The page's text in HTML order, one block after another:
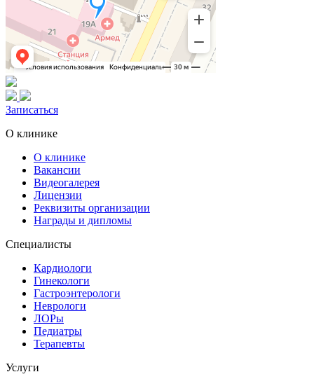
Записаться
О клинике
О клинике
Вакансии
Видеогалерея
Лицензии
Реквизиты организации
Награды и дипломы
Специалисты
Кардиологи
Гинекологи
Гастроэнтерологи
Неврологи
ЛОРы
Педиатры
Терапевты
Услуги